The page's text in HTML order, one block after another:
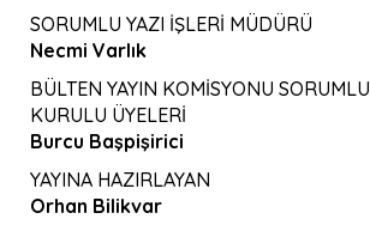
SORUMLU YAZI İŞLERİ MÜDÜRÜ
Necmi Varlık
BÜLTEN YAYIN KOMİSYONU
KURULU ÜYELERİ
Burcu Başpişirici
YAYINA HAZIRLAYAN
Orhan Bilikvar